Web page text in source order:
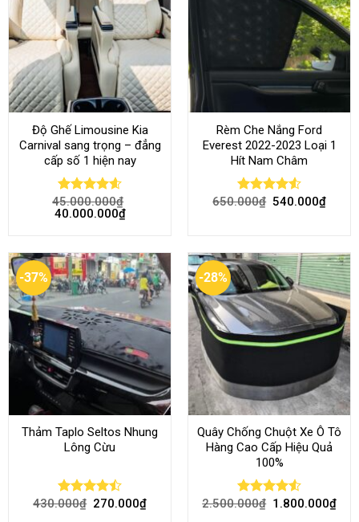
Độ Ghế Limousine Kia
Carnival sang trọng – đẳng
cấp số 1 hiện nay
Rated4.58
out of 5
45.000.000₫
40.000.000₫
Rèm Che Nắng Ford
Everest 2022-2023 Loại 1
Hít Nam Châm
Rated4.51
650.000₫ 540.000₫
-37%
Thảm Taplo Seltos Nhung
Lông Cừu
Rated
430.000₫ 270.000₫
-28%
Quây Chống Chuột Xe Ô Tô
Hàng Cao Cấp Hiệu Quả
100%
Rated 4.51
2.500.000₫ 1.800.000₫